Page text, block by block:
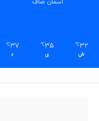
آسمان صاف
32
℃
ش
35
℃
ی
37
℃
د